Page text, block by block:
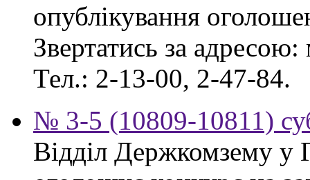
опублікування
Звертатись за
Тел.: 2-13-00, 2-47-84.
№ 3-5 (10809-10811)
Відділ Держкомзему у